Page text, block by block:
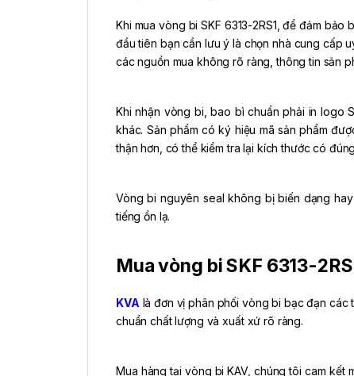
Khi mua vòng bi SKF 6313-2RS1, để đảm
đầu tiên bạn cần lưu ý là chọn nhà cung cấp
các nguồn mua không rõ ràng, thông tin sản
Khi nhận vòng bi, bao bì chuẩn phải in logo
khác. Sản phẩm có ký hiệu mã sản phẩm
thận hơn, có thể kiểm tra lại kích thước có
Vòng bi nguyên seal không bị biến dạng
tiếng ồn lạ.
Mua vòng bi SKF 6313-
KVA là đơn vị phân phối vòng bi bạc đạn các
chuẩn chất lượng và xuất xứ rõ ràng.
Mua hàng tại vòng bi KAV, chúng tôi cam kết